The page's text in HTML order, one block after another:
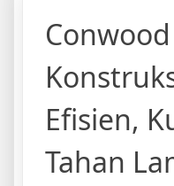
Efisien,
Tahan